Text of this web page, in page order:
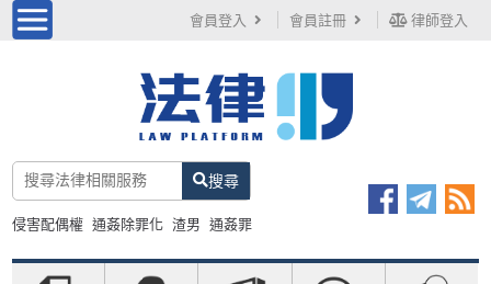
會員登入 會員註冊 律師登入
搜尋
侵害配偶權 通姦除罪化 渣男 通姦罪